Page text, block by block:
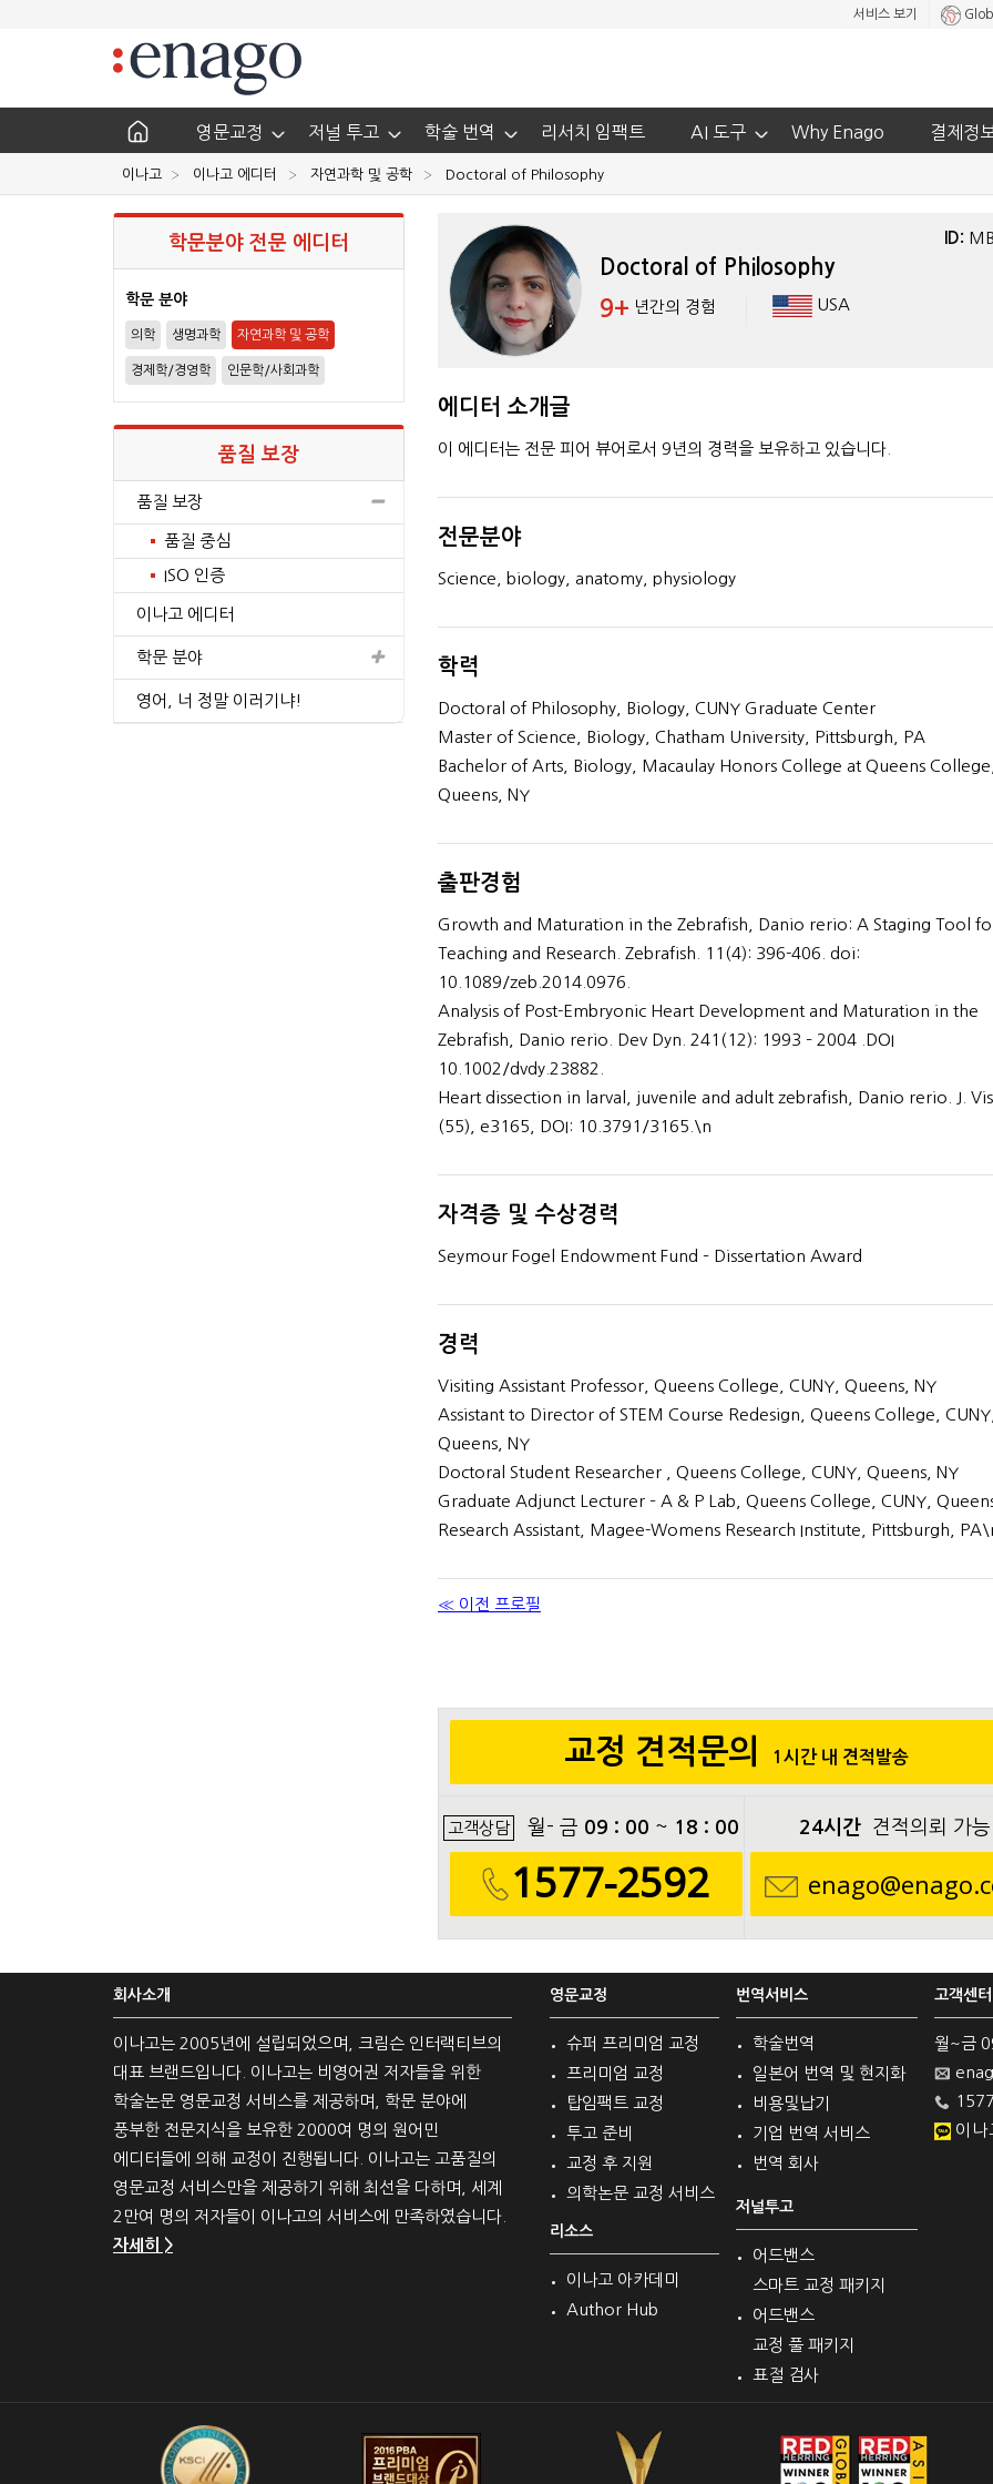
서비스 보기
영문교정 저널 투고 학술 번역 리서치 임팩트 AI 도구 Why Enago 결제정보
이나고 이나고 에디터 자연과학 및 공학 Doctoral of Philosophy
학문분야 전문 에디터
학문 분야
의학 생명과학 자연과학 및 공학
경제학/경영학 인문학/사회과학
품질 보장
품질 보장
품질 중심
ISO 인증
이나고 에디터
학문 분야
영어, 너 정말 이러기냐!
ID:
Doctoral of Philosophy
9+ 년간의 경험 USA
에디터 소개글
이 에디터는 전문 피어 뷰어로서 9년의 경력을 보유하고 있습니다.
전문분야
Science, biology, anatomy, physiology
학력
Doctoral of Philosophy, Biology, CUNY Graduate Center
Master of Science, Biology, Chatham University, Pittsburgh, PA
Bachelor of Arts, Biology, Macaulay Honors College at Queens College,
Queens, NY
출판경험
Growth and Maturation in the Zebrafish, Danio rerio: A Staging Tool
Teaching and Research. Zebrafish. 11(4): 396-406. doi:
10.1089/zeb.2014.0976.
Analysis of Post-Embryonic Heart Development and Maturation in the
Zebrafish, Danio rerio. Dev Dyn. 241(12): 1993 – 2004 .DOI
10.1002/dvdy.23882.
Heart dissection in larval, juvenile and adult zebrafish, Danio rerio. J.
(55), e3165, DOI: 10.3791/3165.\n
자격증 및 수상경력
Seymour Fogel Endowment Fund – Dissertation Award
경력
Visiting Assistant Professor, Queens College, CUNY, Queens, NY
Assistant to Director of STEM Course Redesign, Queens College, CUNY,
Queens, NY
Doctoral Student Researcher , Queens College, CUNY, Queens, NY
Graduate Adjunct Lecturer – A & P Lab, Queens College, CUNY,
Research Assistant, Magee-Womens Research Institute, Pittsburgh,
≪ 이전 프로필
PhD, Molecular & Clinical
Cancer Sciences
4+ 년간의 경험
M.A. French
40+
프로필 보기
교정 견적문의 1시간 내 견적발송
고객상담 월- 금 09 : 00 ~ 18 : 00
1577-2592
24시간 견적의뢰 가능
회사소개
이나고는 2005년에 설립되었으며, 크림슨 인터랙티브의
대표 브랜드입니다. 이나고는 비영어권 저자들을 위한
학술논문 영문교정 서비스를 제공하며, 학문 분야에
풍부한 전문지식을 보유한 2000여 명의 원어민
에디터들에 의해 교정이 진행됩니다. 이나고는 고품질의
영문교정 서비스만을 제공하기 위해 최선을 다하며, 세계
2만여 명의 저자들이 이나고의 서비스에 만족하였습니다.
자세히 >
영문교정
슈퍼 프리미엄 교정
프리미엄 교정
탑임팩트 교정
투고 준비
교정 후 지원
의학논문 교정 서비스
리소스
이나고 아카데미
Author Hub
번역서비스
학술번역
일본어 번역 및 현지화
비용및납기
기업 번역 서비스
번역 회사
저널투고
어드밴스
스마트 교정 패키지
어드밴스
교정 풀 패키지
표절 검사
고객센터
월~금
이나